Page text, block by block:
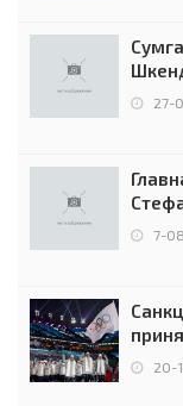
0:227-
7-
20-